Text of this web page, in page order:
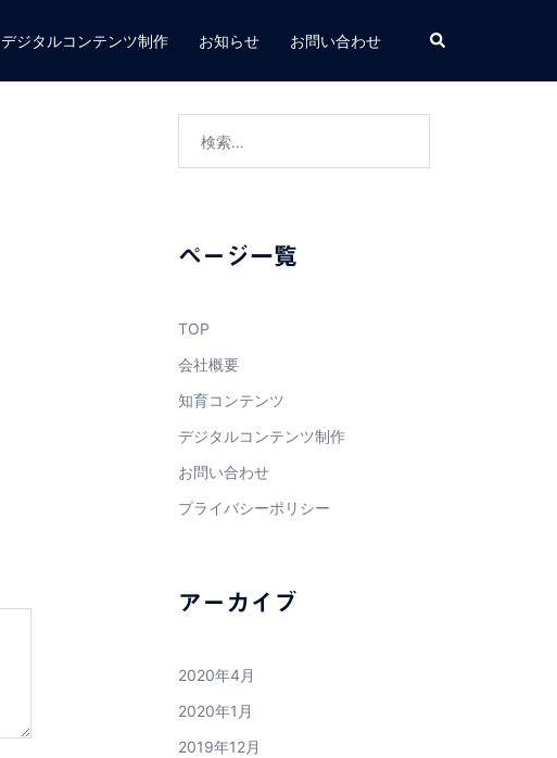
デジタルコンテンツ制作 お知らせ お問い合わせ
検
索
ページ一覧
TOP
会社概要
知育コンテンツ
デジタルコンテンツ制作
お問い合わせ
プライバシーポリシー
アーカイブ
2020年4月
2020年1月
2019年12月